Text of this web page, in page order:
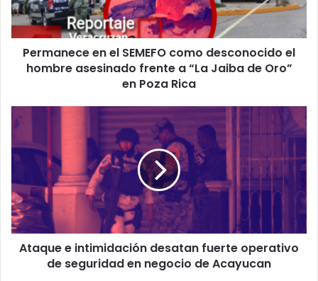
el
hombre
asesinado
frente
de
Oro”
en
Poza
Permanece en el SEMEFO como desconocido el
hombre asesinado frente a “La Jaiba de Oro”
en Poza Rica
Ataque
e
intimidación
desatan
operativo
de
seguridad
en
negocio
Ataque e intimidación desatan fuerte operativo
de seguridad en negocio de Acayucan